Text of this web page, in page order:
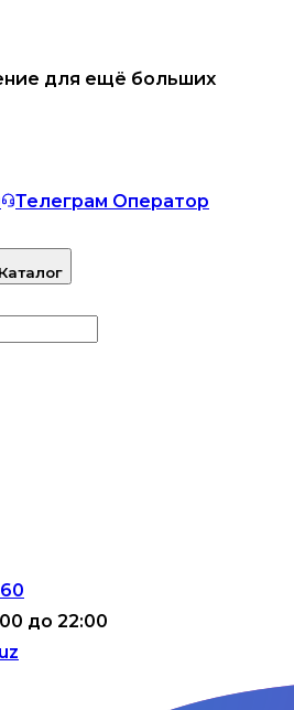
для ещё больших
Телеграм Оператор
Каталог
до 22:00